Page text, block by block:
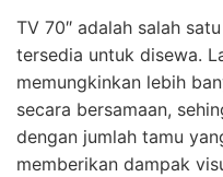
TV 70″ adalah salah
tersedia untuk disewa.
memungkinkan lebih
secara bersamaan,
dengan jumlah tamu
memberikan dampak